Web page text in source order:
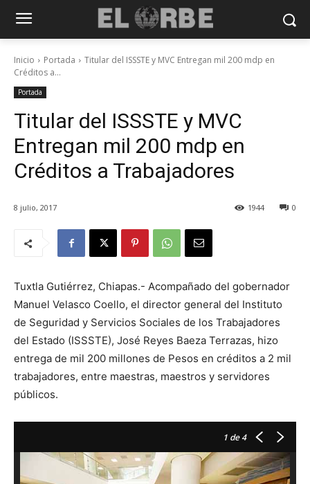
Inicio Portada
Titular del ISSSTE y MVC Entregan mil 200 mdp en
Créditos a...
Portada
Titular del ISSSTE y MVC
Entregan mil 200 mdp en
Créditos a Trabajadores
8 julio, 2017 0
1944
Tuxtla Gutiérrez, Chiapas.- Acompañado del gobernador
Manuel Velasco Coello, el director general del Instituto
de Seguridad y Servicios Sociales de los Trabajadores
del Estado (ISSSTE), José Reyes Baeza Terrazas, hizo
entrega de mil 200 millones de Pesos en créditos a 2 mil
trabajadores, entre maestras, maestros y servidores
públicos.
1 de 4